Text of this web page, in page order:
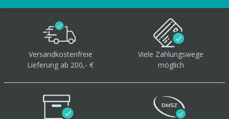
Versandkostenfreie
Lieferung ab 200,- €
Viele Zahlungswege
möglich